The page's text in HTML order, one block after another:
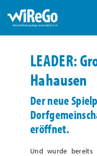
LEADER:
Hahausen
Der neue
eröffnet.
Und wurde bereits